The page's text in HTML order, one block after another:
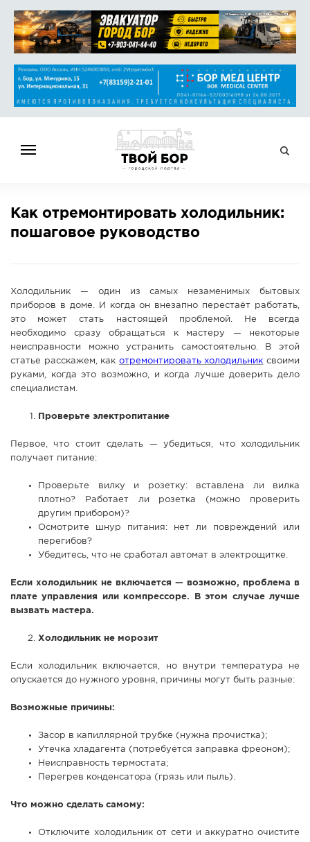
НОВОСТИ
СПРАВОЧНИК
АФИША
КАМЕРЫ
КОНКУРСЫ
СТАТЬИ
ГОЛОСОВАНИЯ
ПРЕДЛОЖИТЬ НОВОСТЬ
ФОТО
Как отремонтировать холодильник:
пошаговое руководство
Холодильник — один из самых незаменимых бытовых
приборов в доме. И когда он внезапно перестаёт работать,
это может стать настоящей проблемой. Не всегда
необходимо сразу обращаться к мастеру — некоторые
неисправности можно устранить самостоятельно. В этой
статье расскажем, как отремонтировать холодильник своими
руками, когда это возможно, и когда лучше доверить дело
специалистам.
Проверьте электропитание
Первое, что стоит сделать — убедиться, что холодильник
получает питание:
Проверьте вилку и розетку: вставлена ли вилка
плотно? Работает ли розетка (можно проверить
другим прибором)?
Осмотрите шнур питания: нет ли повреждений или
перегибов?
Убедитесь, что не сработал автомат в электрощитке.
Если холодильник не включается — возможно, проблема в
плате управления или компрессоре. В этом случае лучше
вызвать мастера.
Холодильник не морозит
Если холодильник включается, но внутри температура не
опускается до нужного уровня, причины могут быть разные:
Возможные причины:
Засор в капиллярной трубке (нужна прочистка);
Утечка хладагента (потребуется заправка фреоном);
Неисправность термостата;
Перегрев конденсатора (грязь или пыль).
Что можно сделать самому:
Отключите холодильник от сети и аккуратно очистите